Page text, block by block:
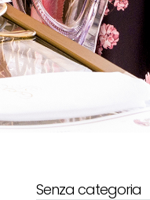
Senza categoria